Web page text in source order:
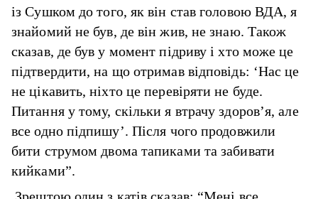
із Сушком до того, як він став головою ВДА, я
знайомий не був, де він жив, не знаю. Також
сказав, де був у момент підриву і хто може це
підтвердити, на що отримав відповідь: ‘Нас це
не цікавить, ніхто це перевіряти не буде.
Питання у тому, скільки я втрачу здоров’я, але
все одно підпишу’. Після чого продовжили
бити струмом двома тапиками та забивати
кийками”.